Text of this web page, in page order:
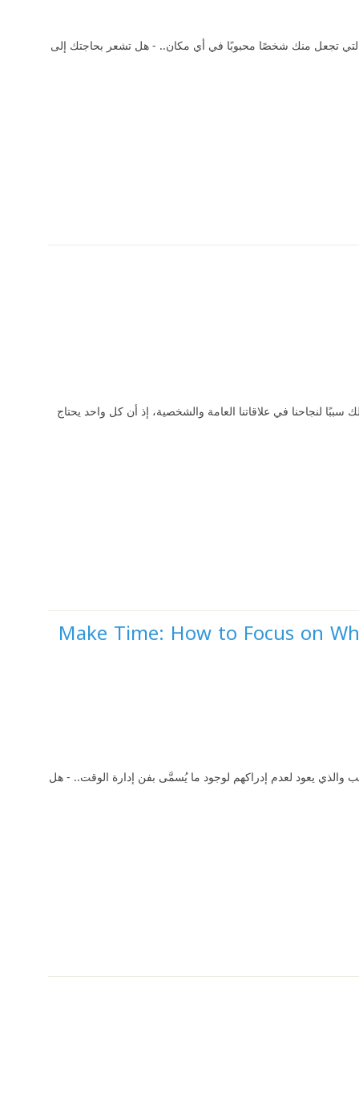
تجعل منك شخصًا محبوبًا في أي مكان.. - هل تشعر بحاجتك إلى
لنجاحنا في علاقاتنا العامة والشخصية، إذ أن كل واحد يحتاج
والذي يعود لعدم إدراكهم لوجود ما يُسمَّى بفن إدارة الوقت.. - هل